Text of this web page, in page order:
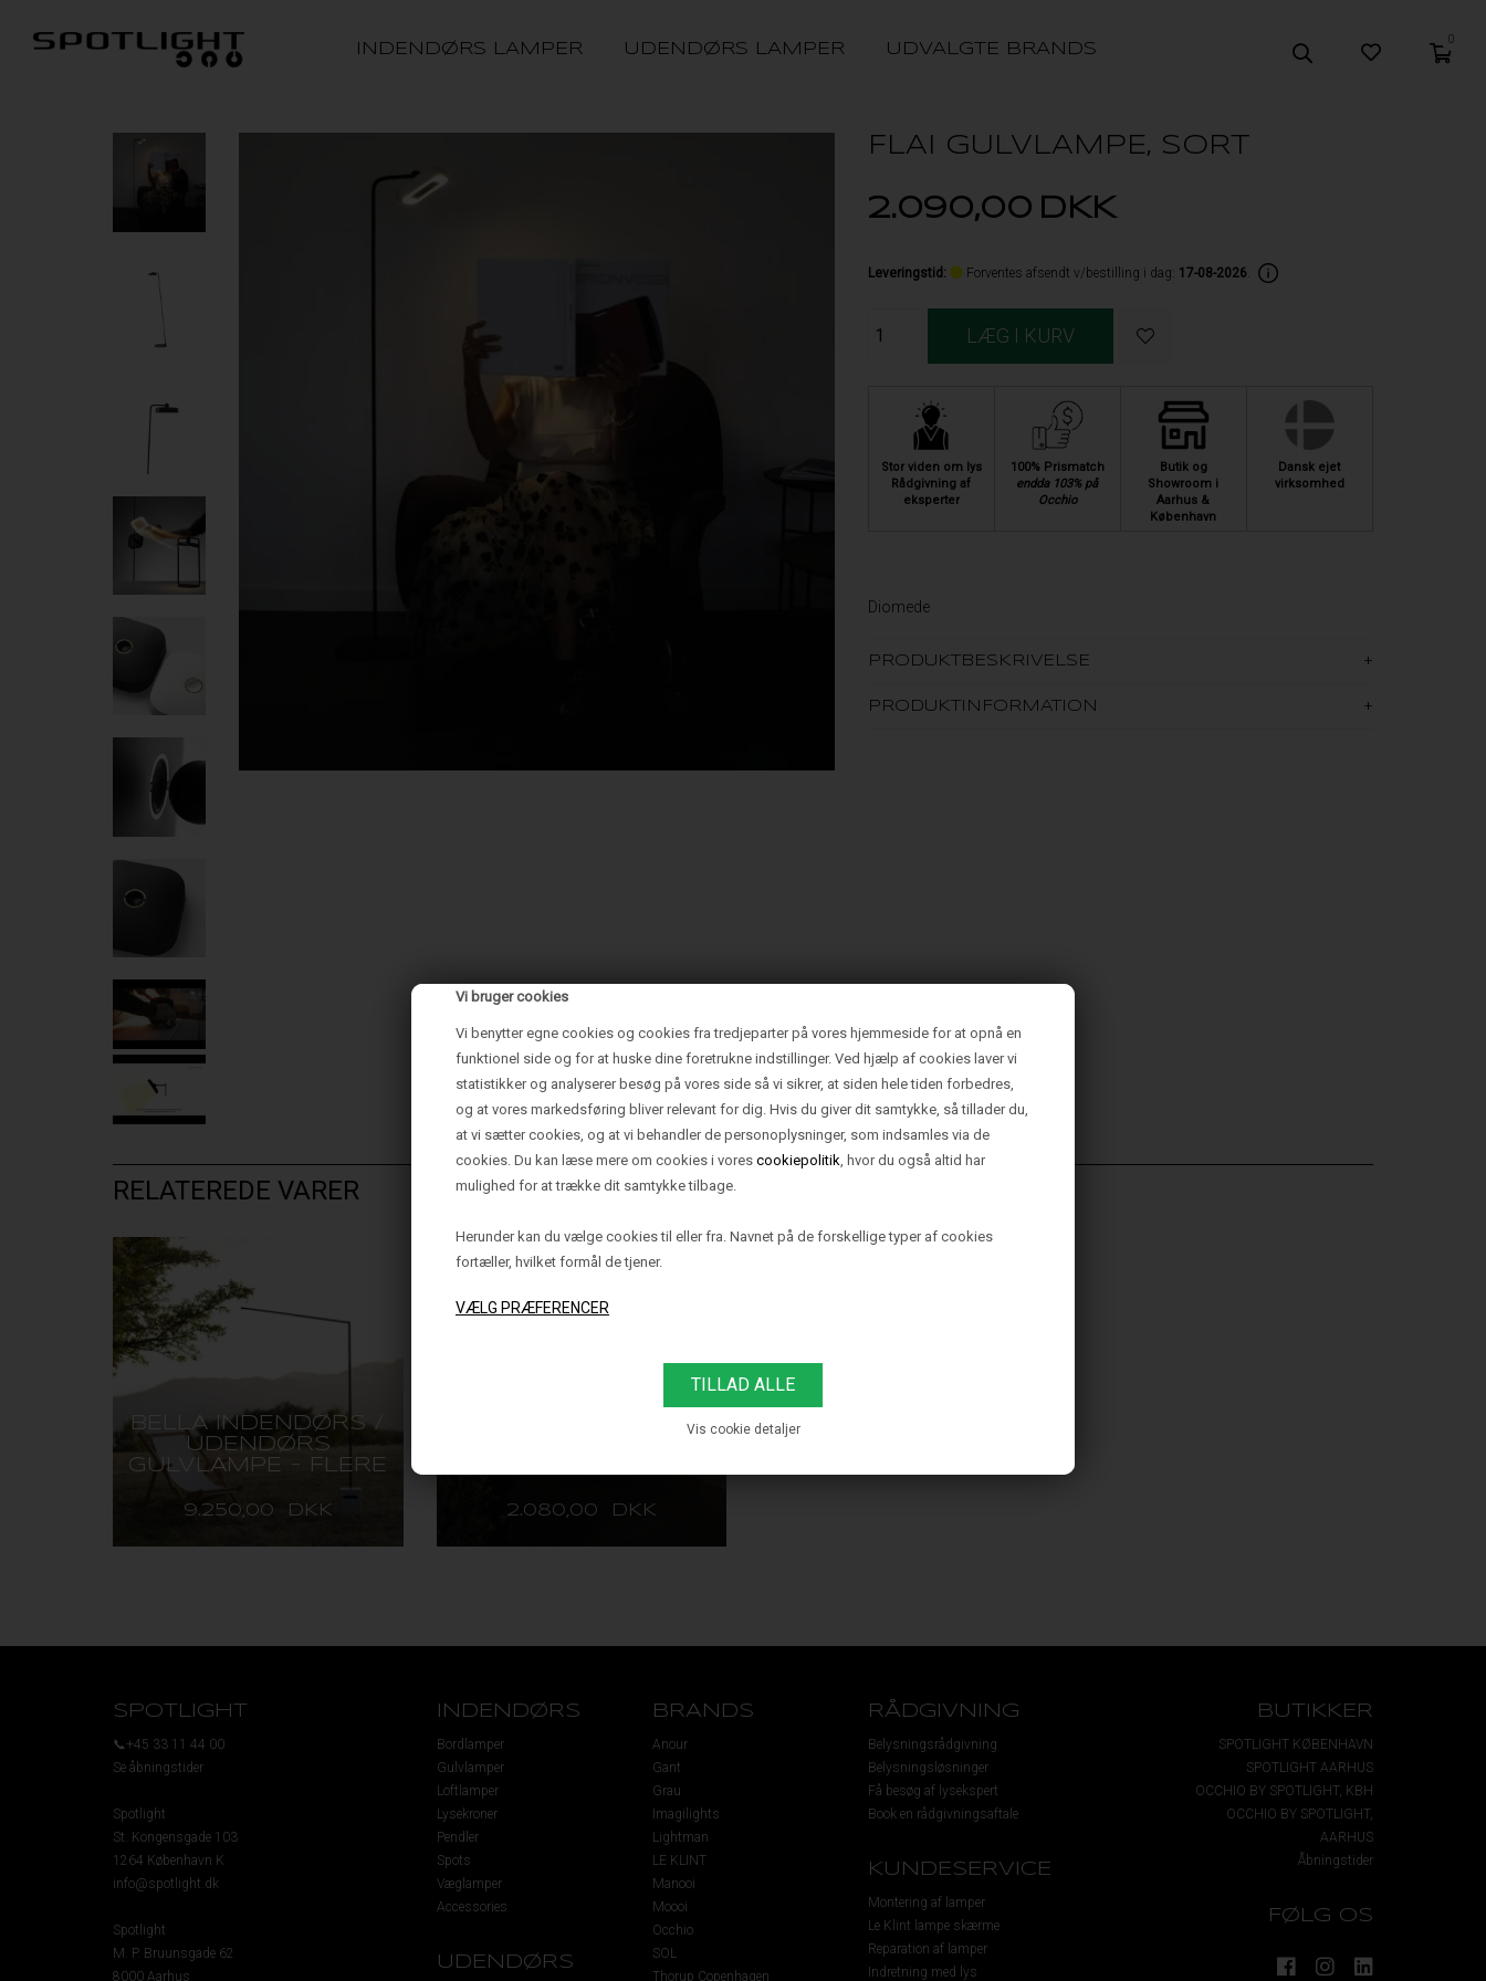
Vi bruger cookies
Vi benytter egne cookies og cookies fra tredjeparter på vores hjemmeside for at opnå en
funktionel side og for at huske dine foretrukne indstillinger. Ved hjælp af cookies laver vi
statistikker og analyserer besøg på vores side så vi sikrer, at siden hele tiden forbedres,
og at vores markedsføring bliver relevant for dig. Hvis du giver dit samtykke, så tillader du,
at vi sætter cookies, og at vi behandler de personoplysninger, som indsamles via de
cookies. Du kan læse mere om cookies i vores cookiepolitik, hvor du også altid har
mulighed for at trække dit samtykke tilbage.
Herunder kan du vælge cookies til eller fra. Navnet på de forskellige typer af cookies
fortæller, hvilket formål de tjener.
Vis cookie detaljer
INDENDØRS LAMPER UDENDØRS LAMPER UDVALGTE BRANDS
0
FLAI GULVLAMPE, SORT
2.090,00 DKK
Leveringstid : Forventes afsendt v/bestilling i dag: 17-08-2026
Stor viden om lys
Rådgivning af
eksperter
100% Prismatch
endda 103% på
Occhio
Butik og
Showroom i
Aarhus &
København
Dansk ejet
virksomhed
Diomede
PRODUKTBESKRIVELSE
PRODUKTINFORMATION
RELATEREDE VARER
BELLA INDENDØRS /
UDENDØRS
GULVLAMPE - FLERE
VARIANTER
9.250,00 DKK
ELOISE VÆGLAMPE -
2.080,00 DKK
SPOTLIGHT
📞+45 33 11 44 00
Se åbningstider
Spotlight
St. Kongensgade 103
1264 København K
info@spotlight.dk
Spotlight
M. P. Bruunsgade 62
8000 Aarhus
INDENDØRS
Bordlamper
Gulvlamper
Loftlamper
Lysekroner
Pendler
Spots
Væglamper
Accessories
UDENDØRS
BRANDS
Anour
Gant
Grau
Imagilights
Lightman
LE KLINT
Manooi
Moooi
Occhio
SOL
Thorup Copenhagen
RÅDGIVNING
Belysningsrådgivning
Belysningsløsninger
Få besøg af lysekspert
Book en rådgivningsaftale
KUNDESERVICE
Montering af lamper
Le Klint lampe skærme
Reparation af lamper
Indretning med lys
BUTIKKER
SPOTLIGHT KØBENHAVN
SPOTLIGHT AARHUS
OCCHIO BY SPOTLIGHT, KBH
OCCHIO BY SPOTLIGHT,
AARHUS
Åbningstider
FØLG OS